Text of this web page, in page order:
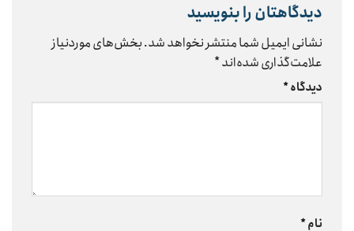
دیدگاهتان را بنویسید
نشانی ایمیل شما منتشر نخواهد شد.بخش‌های موردنیاز
علامت‌گذاری شده‌اند*
دیدگاه*
نام*